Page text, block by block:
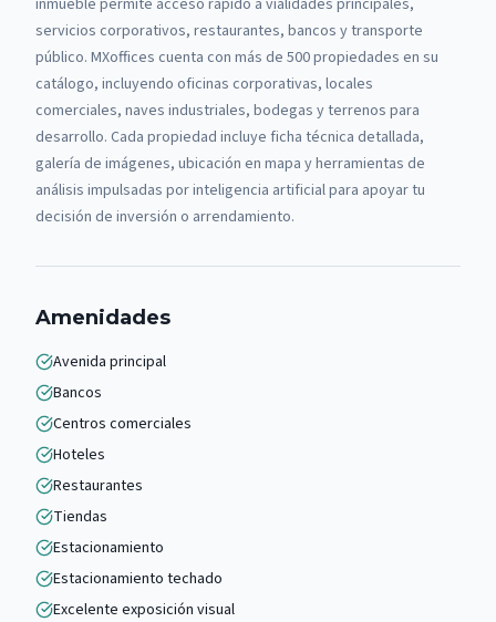
inmueble permite acceso rápido a vialidades principales,
servicios corporativos, restaurantes, bancos y transporte
público. MXoffices cuenta con más de 500 propiedades en su
catálogo, incluyendo oficinas corporativas, locales
comerciales, naves industriales, bodegas y terrenos para
desarrollo. Cada propiedad incluye ficha técnica detallada,
galería de imágenes, ubicación en mapa y herramientas de
análisis impulsadas por inteligencia artificial para apoyar tu
decisión de inversión o arrendamiento.
Amenidades
Avenida principal
Bancos
Centros comerciales
Hoteles
Restaurantes
Tiendas
Estacionamiento
Estacionamiento techado
Excelente exposición visual